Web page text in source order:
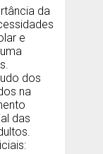
da
e
dos
na
das